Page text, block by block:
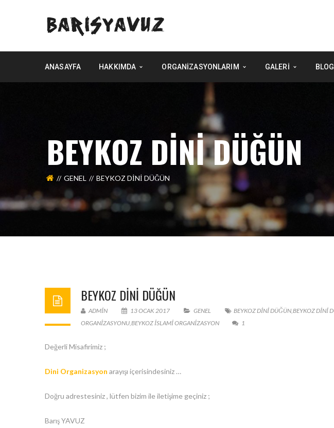
ANASAYFA HAKKIMDA ORGANIZASYONLARIM GALERI BLOG
BEYKOZ DINI DÜĞÜN
GENEL BEYKOZ DINI DÜĞÜN
BEYKOZ DINI DÜĞÜN
ADMIN 13 OCAK 2017 GENEL BEYKOZ DINI DÜĞÜN,BEYKOZ DINI
ORGANIZASYONU,BEYKOZ ISLAMI ORGANIZASYON 1
Değerli Misafirimiz ;
Dini Organizasyon arayışı içerisindesiniz …
Doğru adrestesiniz , lütfen bizim ile iletişime geçiniz ;
Barış YAVUZ